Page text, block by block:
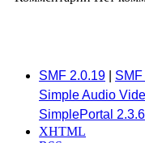
SMF 2.0.19
Simple Audio
SimplePortal
XHTML